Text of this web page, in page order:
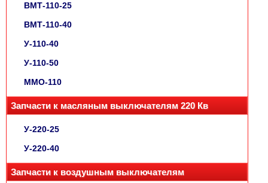
ВМТ-110-25
ВМТ-110-40
У-110-40
У-110-50
ММО-110
Запчасти к масляным выключателям 220 Кв
У-220-25
У-220-40
Запчасти к воздушным выключателям